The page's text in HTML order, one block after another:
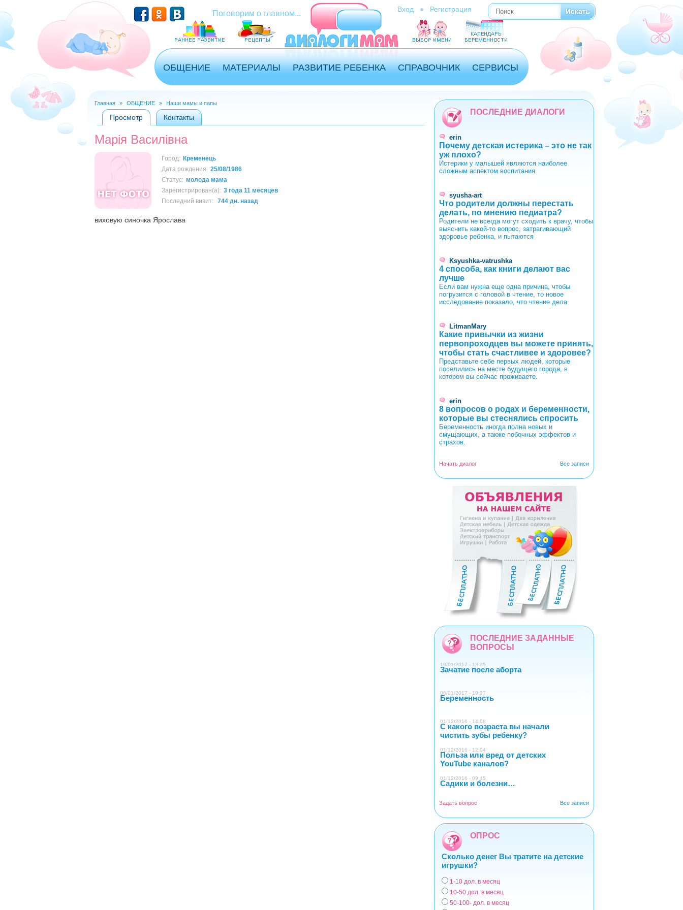
Перейти к основному содержанию
Поговорим о главном... Вход Регистрация Форма поиска
Поиск
ОБЩЕНИЕ МАТЕРИАЛЫ РАЗВИТИЕ РЕБЕНКА СПРАВОЧНИК СЕРВИСЫ
Вы здесь
Главная » ОБЩЕНИЕ » Наши мамы и папы
Главные вкладки
Просмотр (активная вкладка)
Контакты
Марія Василівна
Город: Кременець
Дата рождения: 25/08/1986
Статус: молода мама
Зарегистрирован(а): 3 года 11 месяцев
Последний визит:
744 дн. назад
виховую синочка Ярослава
ПОСЛЕДНИЕ ДИАЛОГИ
erin
Почему детская истерика – это не так
уж плохо?
Истерики у малышей являются наиболее
сложным аспектом воспитания.
syusha-art
Что родители должны перестать
делать, по мнению педиатра?
Родители не всегда могут сходить к врачу, чтобы
выяснить какой-то вопрос, затрагивающий
здоровье ребенка, и пытаются
Ksyushka-vatrushka
4 способа, как книги делают вас
лучше
Если вам нужна еще одна причина, чтобы
погрузится с головой в чтение, то новое
исследование показало, что чтение дела
LitmanMary
Какие привычки из жизни
первопроходцев вы можете принять,
чтобы стать счастливее и здоровее?
Представьте себе первых людей, которые
поселились на месте будущего города, в
котором вы сейчас проживаете.
erin
8 вопросов о родах и беременности,
которые вы стеснялись спросить
Беременность иногда полна новых и
смущающих, а также побочных эффектов и
страхов.
Все записи
Начать диалог
0123456789
ПОСЛЕДНИЕ ЗАДАННЫЕ
ВОПРОСЫ
19/01/2017 - 13:25
Зачатие после аборта
06/01/2017 - 19:37
Беременность
01/12/2016 - 14:08
С какого возраста вы начали
чистить зубы ребенку?
01/12/2016 - 12:04
Польза или вред от детских
YouTube каналов?
01/12/2016 - 09:45
Садики и болезни…
Все записи
Задать вопрос
ОПРОС
Сколько денег Вы тратите на детские
игрушки?
Варианты
1-10 дол. в месяц
10-50 дол. в месяц
50-100- дол. в месяц